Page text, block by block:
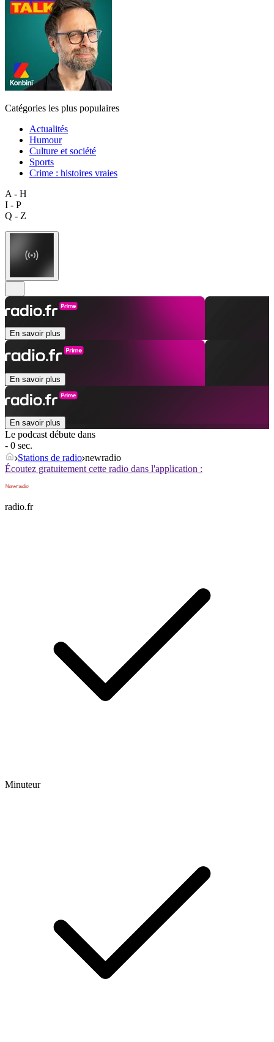
Catégories les plus populaires
Actualités
Humour
Culture et société
Sports
Crime : histoires vraies
A - H
I - P
Q - Z
En savoir plus
En savoir plus
En savoir plus
Le podcast débute dans
- 0 sec.
Stations de radio newradio
Écoutez gratuitement cette radio dans l'application :
radio.fr
Minuteur